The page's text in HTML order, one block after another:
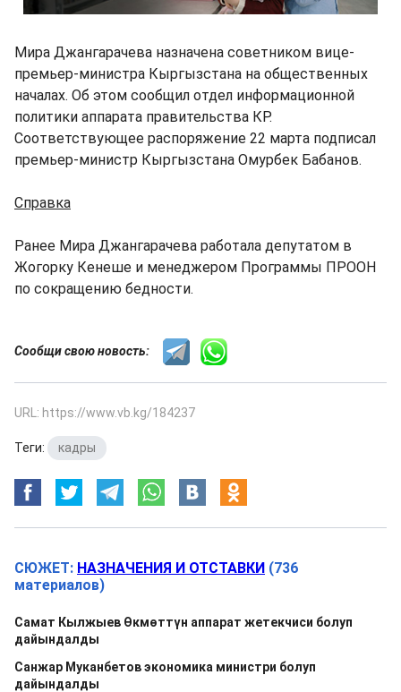
Мира Джангарачева назначена советником вице-
премьер-министра Кыргызстана на общественных
началах. Об этом сообщил отдел информационной
политики аппарата правительства КР.
Соответствующее распоряжение 22 марта подписал
премьер-министр Кыргызстана Омурбек Бабанов.
Справка
Ранее Мира Джангарачева работала депутатом в
Жогорку Кенеше и менеджером Программы ПРООН
по сокращению бедности.
Сообщи свою новость:
URL: https://www.vb.kg/184237
Теги: кадры
СЮЖЕТ: НАЗНАЧЕНИЯ И ОТСТАВКИ (736
материалов)
Самат Кылжыев Өкмөттүн аппарат жетекчиси болуп
дайындалды
Санжар Муканбетов экономика министри болуп
дайындалды